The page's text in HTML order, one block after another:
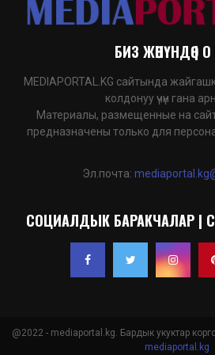
БИЗ ЖӨНҮНДӨ |
MEDIAPORTAL.KG сайтында
колдонуу үчүн гана
Материалы, размещенные на
предназначены только для
Эл.почта:
СОЦИАЛДЫК БАРАКЧАЛАР |
@2022 - mediaportal.kg. Бардык укуктар
mediaportal.kg